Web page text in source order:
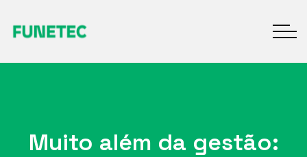
Muito além da gestão: